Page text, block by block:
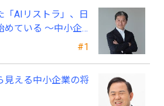
#1
「AIリストラ」、日
めている ～中小企
すべき採用・業務・
見える中小企業の将